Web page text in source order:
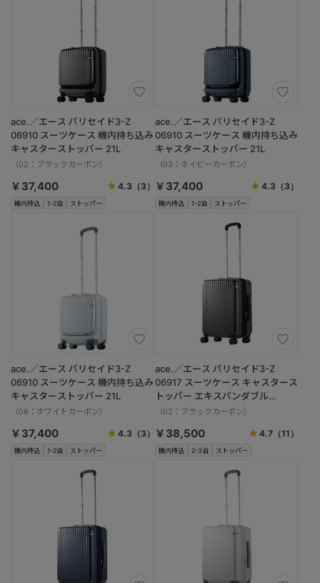
機内持込 1-2泊 ストッパー
ace.／エース パリセイド3-Z
06910 スーツケース 機内持ち込み
キャスターストッパー 21L
（02：ブラックカーボン）
￥37,400 4.3 （3）
機内持込 1-2泊 ストッパー
ace.／エース パリセイド3-Z
06910 スーツケース 機内持ち込み
キャスターストッパー 21L
（03：ネイビーカーボン）
￥37,400 4.3 （3）
機内持込 1-2泊 ストッパー
ace.／エース パリセイド3-Z
06910 スーツケース 機内持ち込み
キャスターストッパー 21L
（06：ホワイトカーボン）
￥37,400 4.3 （3）
機内持込 2-3泊 ストッパー
ace.／エース パリセイド3-Z
06917 スーツケース キャスタース
トッパー エキスパンダブル
33/41L
（02：ブラックカーボン）
￥38,500 4.7 （11）